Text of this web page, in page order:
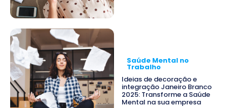
Saúde Mental no
Trabalho
Ideias de decoração e
integração Janeiro Branco
2025: Transforme a Saúde
Mental na sua empresa